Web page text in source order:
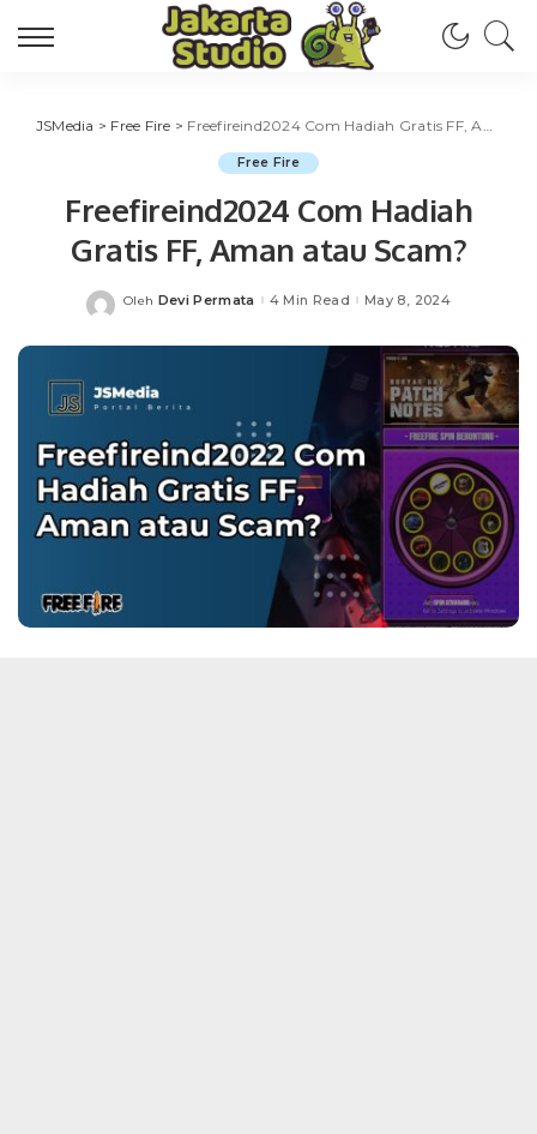
JSMedia > Free Fire > Freefireind2024 Com Hadiah Gratis FF, Aman atau Scam?
Free Fire
Freefireind2024 Com Hadiah
Gratis FF, Aman atau Scam?
Posted
Oleh Devi Permata 4 Min Read May 8, 2024